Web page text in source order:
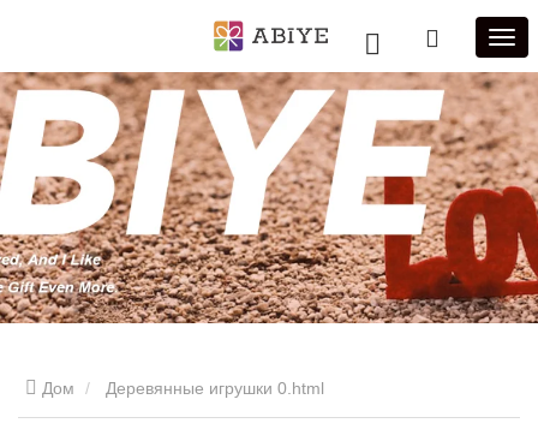
Дом Деревянные игрушки 0.html